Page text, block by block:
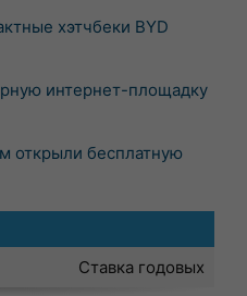
хэтчбеки BYD
интернет-площадку
открыли бесплатную
Ставка годовых